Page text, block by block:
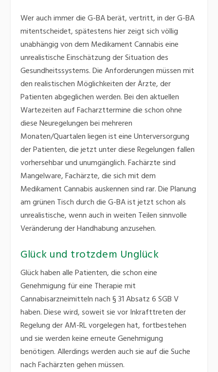
Wer auch immer die G-BA berät, vertritt, in der G-BA
mitentscheidet, spätestens hier zeigt sich völlig
unabhängig von dem Medikament Cannabis eine
unrealistische Einschätzung der Situation des
Gesundheitssystems. Die Anforderungen müssen mit
den realistischen Möglichkeiten der Ärzte, der
Patienten abgeglichen werden. Bei den aktuellen
Wartezeiten auf Facharzttermine die schon ohne
diese Neuregelungen bei mehreren
Monaten/Quartalen liegen ist eine Unterversorgung
der Patienten, die jetzt unter diese Regelungen fallen
vorhersehbar und unumgänglich. Fachärzte sind
Mangelware, Fachärzte, die sich mit dem
Medikament Cannabis auskennen sind rar. Die Planung
am grünen Tisch durch die G-BA ist jetzt schon als
unrealistische, wenn auch in weiten Teilen sinnvolle
Veränderung der Handhabung anzusehen.
Glück und trotzdem Unglück
Glück haben alle Patienten, die schon eine
Genehmigung für eine Therapie mit
Cannabisarzneimitteln nach § 31 Absatz 6 SGB V
haben. Diese wird, soweit sie vor Inkrafttreten der
Regelung der AM-RL vorgelegen hat, fortbestehen
und sie werden keine erneute Genehmigung
benötigen. Allerdings werden auch sie auf die Suche
nach Fachärzten gehen müssen.